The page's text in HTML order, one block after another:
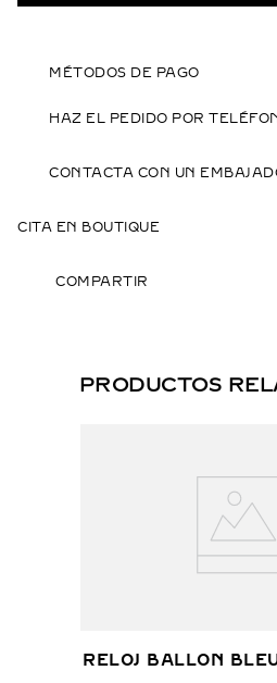
MÉTODOS DE PAGO
HAZ EL PEDIDO POR
CONTACTA CON UN
CITA EN BOUTIQUE
COMPARTIR
PRODUCTOS
RELOJ BALLON